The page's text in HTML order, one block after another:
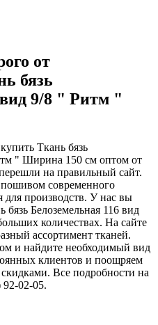
от
бязь
9/8 " Ритм "
Ткань бязь
" Ширина 150 см оптом от
на правильный сайт.
современного
для производств. У нас вы
бязь Белоземельная 116 вид
количествах. На сайте
ассортимент тканей.
и найдите необходимый вид
клиентов и поощряем
Все подробности на
92-02-05.